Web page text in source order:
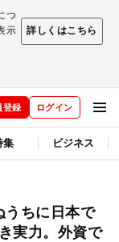
つ
示
詳しくはこちら
登録 ログイン
集 ビジネス
うちに日本で
実力。外資で